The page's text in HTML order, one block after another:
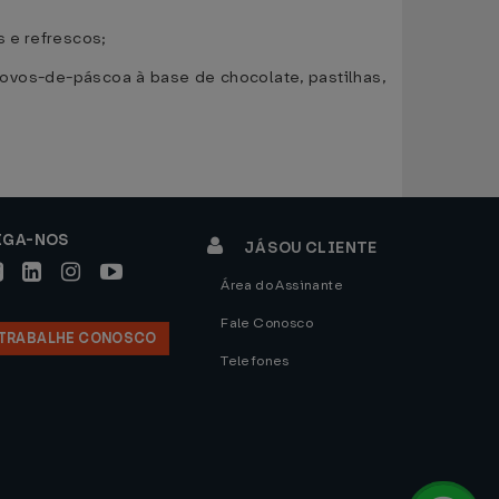
e refrescos;
de-páscoa à base de chocolate, pastilhas,
NOS
CONOSCO
JÁ SOU CLIENTE
Área do Assinante
Fale Conosco
Telefones